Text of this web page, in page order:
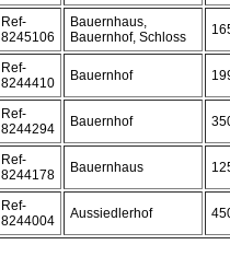
Ref-
8245106
Bauernhaus,
Bauernhof, Schloss
Ref-
8244410
Bauernhof
Ref-
8244294
Bauernhof
Ref-
8244178
Bauernhaus
Ref-
8244004
Aussiedlerhof